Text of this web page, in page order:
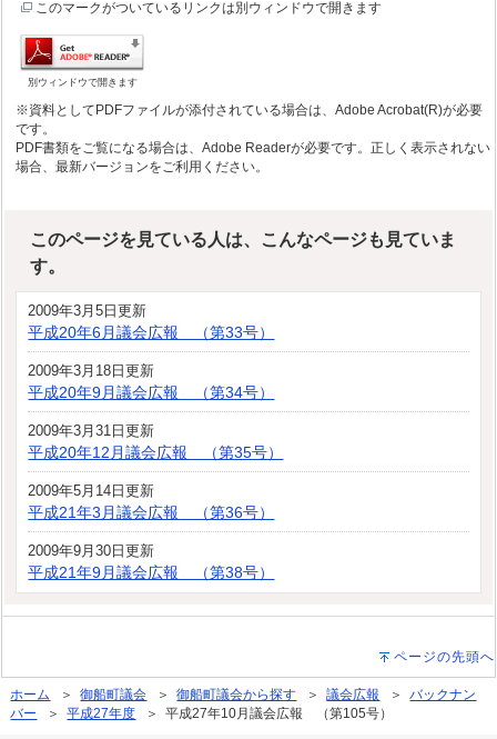
このマークがついているリンクは別ウィンドウで開きます
別ウィンドウで開きます
※資料としてPDFファイルが添付されている場合は、Adobe Acrobat(R)が必要
です。
PDF書類をご覧になる場合は、Adobe Readerが必要です。正しく表示されない
場合、最新バージョンをご利用ください。
このページを見ている人は、こんなページも見ていま
す。
2009年3月5日更新
平成20年6月議会広報 （第33号）
2009年3月18日更新
平成20年9月議会広報 （第34号）
2009年3月31日更新
平成20年12月議会広報 （第35号）
2009年5月14日更新
平成21年3月議会広報 （第36号）
2009年9月30日更新
平成21年9月議会広報 （第38号）
ページの先頭へ
ホーム ＞御船町議会 ＞御船町議会から探す ＞議会広報 ＞バックナン
バー
＞平成27年度 ＞ 平成27年10月議会広報 （第105号）